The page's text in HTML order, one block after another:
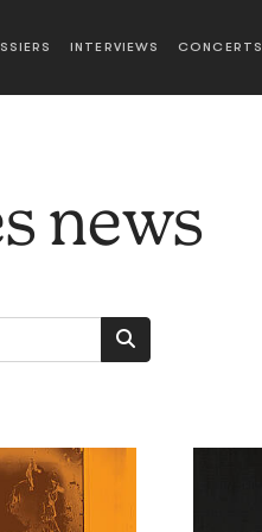
INTERVIEWS CONCERTS
news